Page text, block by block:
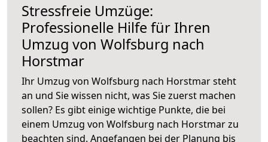
Stressfreie Umzüge:
Professionelle Hilfe für Ihren
Umzug von Wolfsburg nach
Horstmar
Ihr Umzug von Wolfsburg nach Horstmar steht
an und Sie wissen nicht, was Sie zuerst machen
sollen? Es gibt einige wichtige Punkte, die bei
einem Umzug von Wolfsburg nach Horstmar zu
beachten sind. Angefangen bei der Planung bis